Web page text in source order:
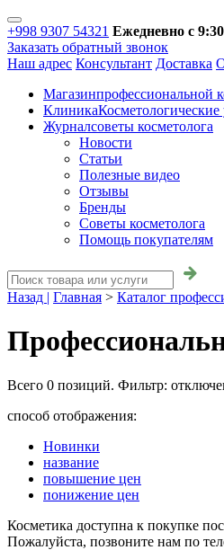
+998 9307 54321 Ежедневно с
Заказать обратный звонок
Наш адрес Консультант Доставка
Магазинпрофессиональной
КлиникаКосметологические
Журналсоветы косметолога
Новости
Статьи
Полезные видео
Отзывы
Бренды
Советы косметолога
Помощь покупателям
Назад | Главная > Каталог
Всего 0 позиций. Фильтр:
способ отображения:
Новинки
название
повышение цен
понижение цен
Косметика доступна к покупке
Пожалуйста, позвоните нам по